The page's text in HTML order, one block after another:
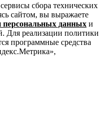
сбора технических
сайтом, вы выражаете
персональных данных и
Для реализации политики
программные средства